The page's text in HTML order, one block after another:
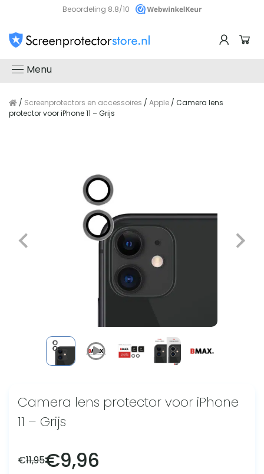
Beoordeling 8.8/10
Menu
/ Screenprotectors en accessoires / Apple / Camera lens
protector voor iPhone 11 – Grijs
Camera lens protector voor iPhone
11 – Grijs
€11,95€9,96